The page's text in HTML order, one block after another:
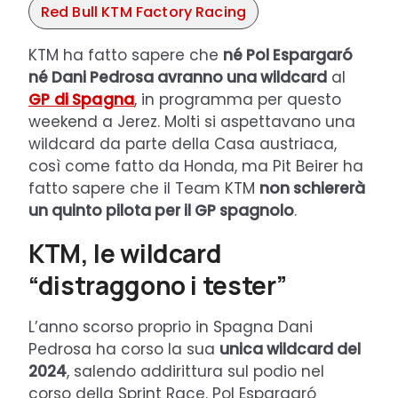
Red Bull KTM Factory Racing
KTM ha fatto sapere che né Pol Espargaró
né Dani Pedrosa avranno una wildcard al
GP di Spagna, in programma per questo
weekend a Jerez. Molti si aspettavano una
wildcard da parte della Casa austriaca,
così come fatto da Honda, ma Pit Beirer ha
fatto sapere che il Team KTM non schiererà
un quinto pilota per il GP spagnolo.
KTM, le wildcard
“distraggono i tester”
L’anno scorso proprio in Spagna Dani
Pedrosa ha corso la sua unica wildcard del
2024, salendo addirittura sul podio nel